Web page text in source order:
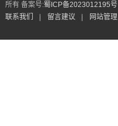
所有 备案号:蜀ICP备2023012195号
联系我们
留言建议 网站管理